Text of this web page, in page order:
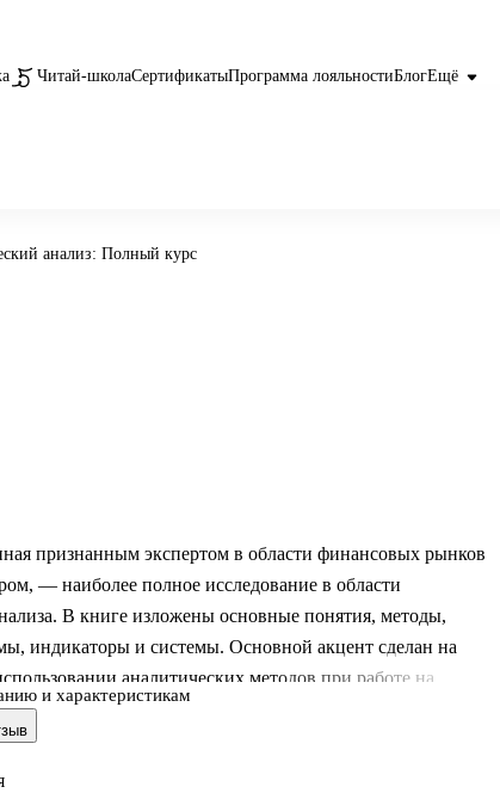
Читай-школаСертификатыПрограмма лояльностиБлогЕщё
анализ: Полный курс
признанным экспертом в области финансовых рынков
— наиболее полное исследование в области
В книге изложены основные понятия, методы,
индикаторы и системы. Основной акцент сделан на
аналитических методов при работе на
Книга рассчитана как на трейдеров-профессионалов,
инвесторов, работающих на рынках фьючерсов,
и характеристикам